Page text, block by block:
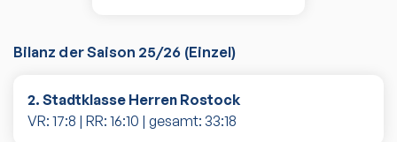
Bilanz der Saison 25/26 (Einzel)
2. Stadtklasse Herren Rostock
VR: 17:8 | RR: 16:10 | gesamt: 33:18